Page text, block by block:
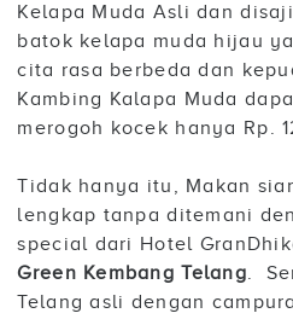
Kelapa Muda Asli dan
batok kelapa muda hijau
cita rasa berbeda dan
Kambing Kalapa Muda
merogoh kocek hanya Rp.
Tidak hanya itu, Makan
lengkap tanpa ditemani
special dari Hotel
Green Kembang Telang.
Telang asli dengan